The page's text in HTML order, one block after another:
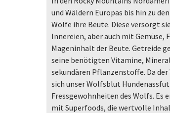
und Wäldern Europas bis hin zu
Wölfe ihre Beute. Diese versorgt
Innereien, aber auch mit Gemüse,
Mageninhalt der Beute. Getreide
seine benötigten Vitamine,
sekundären Pflanzenstoffe. Da
sich unser Wolfsblut
Fressgewohnheiten des Wolfs.
mit Superfoods, die wertvolle